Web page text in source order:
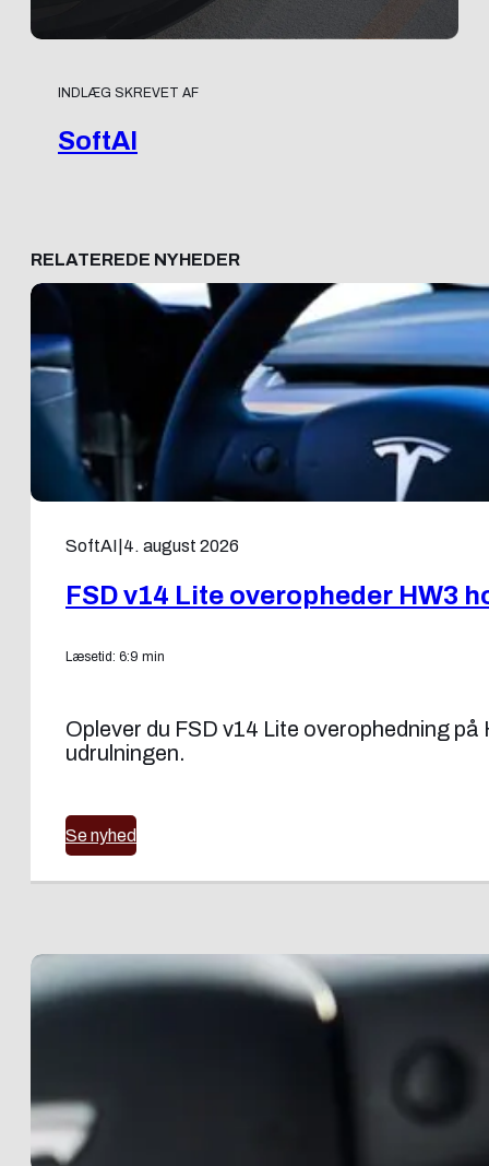
INDLÆG SKREVET AF
SoftAI
RELATEREDE NYHEDER
SoftAI 4. august 2026
FSD v14 Lite overopheder HW3
Læsetid: 6:9 min
Oplever du FSD v14 Lite overophedning
udrulningen.
Se nyhed